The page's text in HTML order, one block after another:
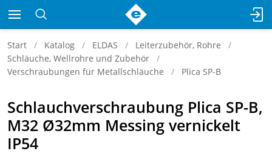
Start Katalog ELDAS
Leiterzubehör, Rohre
Schläuche, Wellrohre und Zubehör
Verschraubungen für Metallschläuche
Plica SP-B
Schlauchverschraubung Plica SP-B,
M32 Ø32mm Messing vernickelt
IP54